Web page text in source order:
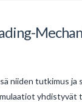
niiden tutkimus ja
yhdistyvät